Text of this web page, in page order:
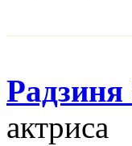
Радзиня
актриса